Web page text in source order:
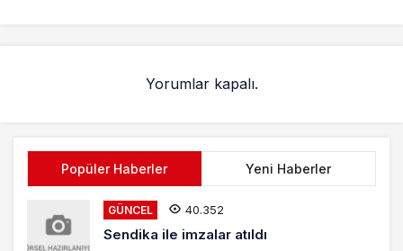
Yorumlar kapalı.
Popüler Haberler Yeni Haberler
GÜNCEL 40.352
Sendika ile imzalar atıldı